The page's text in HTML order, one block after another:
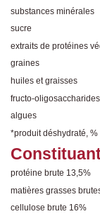
substances minérales
sucre
extraits de protéines
graines
huiles et graisses
fructo-oligosaccharides
algues
*produit déshydraté,
protéine brute 13,5%
matières grasses
cellulose brute 16%